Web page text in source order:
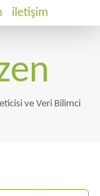
iletişim
ve Veri Bilimci